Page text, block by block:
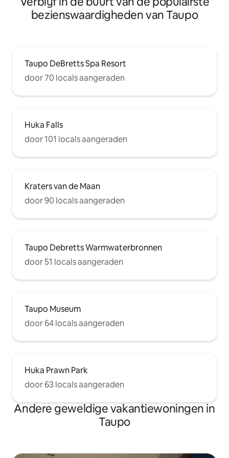
bezienswaardigheden van Taupo
Taupo DeBretts Spa Resort
door 70 locals aangeraden
Huka Falls
door 101 locals aangeraden
Kraters van de Maan
door 90 locals aangeraden
Taupo Debretts Warmwaterbronnen
door 51 locals aangeraden
Taupo Museum
door 64 locals aangeraden
Huka Prawn Park
door 63 locals aangeraden
Andere geweldige vakantiewoningen in
Taupo